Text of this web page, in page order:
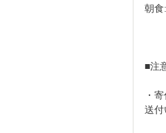
朝食
■注
・
送付